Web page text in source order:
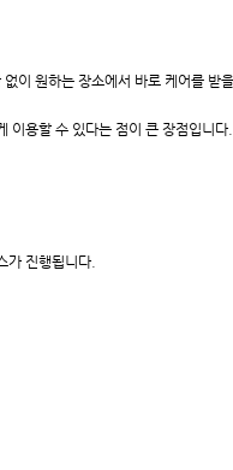
이 원하는 장소에서 바로 케어를 받
이용할 수 있다는 점이 큰 장점입니다.
가 진행됩니다.